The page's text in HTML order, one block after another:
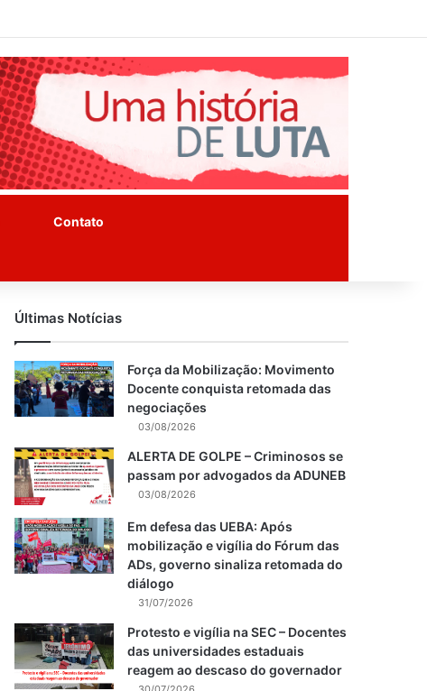
Contato
Últimas Notícias
Força da Mobilização: Movimento
Docente conquista retomada das
negociações
03/08/2026
ALERTA DE GOLPE – Criminosos se
passam por advogados da ADUNEB
03/08/2026
Em defesa das UEBA: Após
mobilização e vigília do Fórum das
ADs, governo sinaliza retomada do
diálogo
31/07/2026
Protesto e vigília na SEC – Docentes
das universidades estaduais
reagem ao descaso do governador